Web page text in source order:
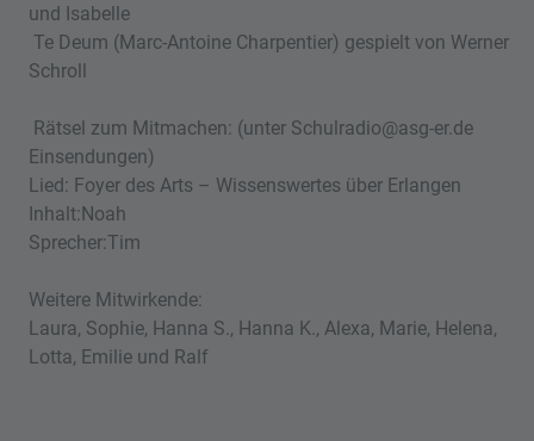
und Isabelle
Te Deum (Marc-Antoine Charpentier) gespielt von Werner
Schroll
Rätsel zum Mitmachen: (unter Schulradio@asg-er.de
Einsendungen)
Lied: Foyer des Arts – Wissenswertes über Erlangen
Inhalt:Noah
Sprecher:Tim
Weitere Mitwirkende:
Laura, Sophie, Hanna S., Hanna K., Alexa, Marie, Helena,
Lotta, Emilie und Ralf